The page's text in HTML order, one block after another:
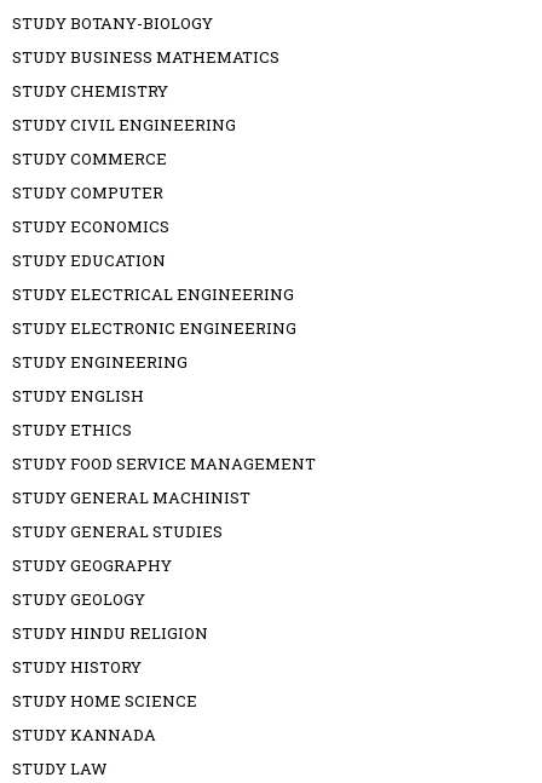
STUDY BOTANY-BIOLOGY
STUDY BUSINESS MATHEMATICS
STUDY CHEMISTRY
STUDY CIVIL ENGINEERING
STUDY COMMERCE
STUDY COMPUTER
STUDY ECONOMICS
STUDY EDUCATION
STUDY ELECTRICAL ENGINEERING
STUDY ELECTRONIC ENGINEERING
STUDY ENGINEERING
STUDY ENGLISH
STUDY ETHICS
STUDY FOOD SERVICE MANAGEMENT
STUDY GENERAL MACHINIST
STUDY GENERAL STUDIES
STUDY GEOGRAPHY
STUDY GEOLOGY
STUDY HINDU RELIGION
STUDY HISTORY
STUDY HOME SCIENCE
STUDY KANNADA
STUDY LAW